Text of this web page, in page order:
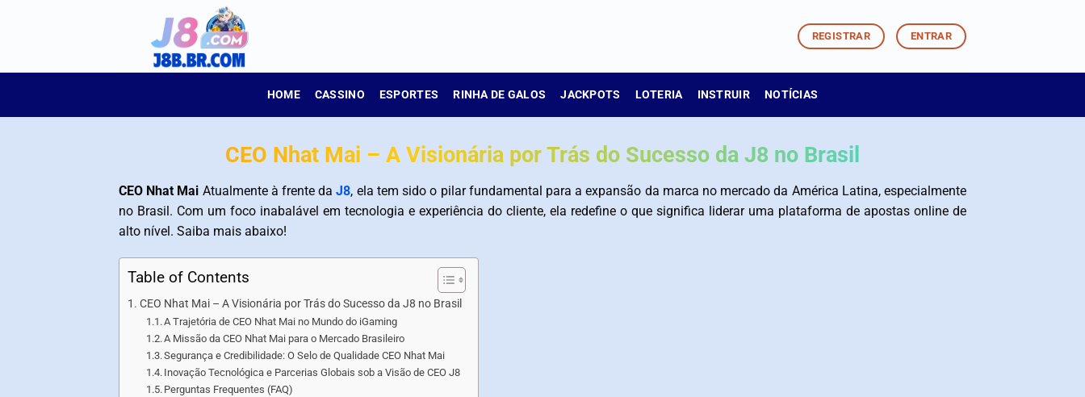
REGISTRAR ENTRAR
HOME CASSINO ESPORTES RINHA DE GALOS JACKPOTS LOTERIA INSTRUIR NOTÍCIAS
CEO Nhat Mai – A Visionária por Trás do Sucesso da J8 no Brasil
CEO Nhat Mai Atualmente à frente daJ8, ela tem sido o pilar fundamental para a expansão da marca no mercado da América Latina, especialmente
no Brasil. Com um foco inabalável em tecnologia e experiência do cliente, ela redefine o que significa liderar uma plataforma de apostas online de
alto nível. Saiba mais abaixo!
Table of Contents
CEO Nhat Mai – A Visionária por Trás do Sucesso da J8 no Brasil
A Trajetória de CEO Nhat Mai no Mundo do iGaming
A Missão da CEO Nhat Mai para o Mercado Brasileiro
Segurança e Credibilidade: O Selo de Qualidade CEO Nhat Mai
Inovação Tecnológica e Parcerias Globais sob a Visão de CEO J8
Perguntas Frequentes (FAQ)